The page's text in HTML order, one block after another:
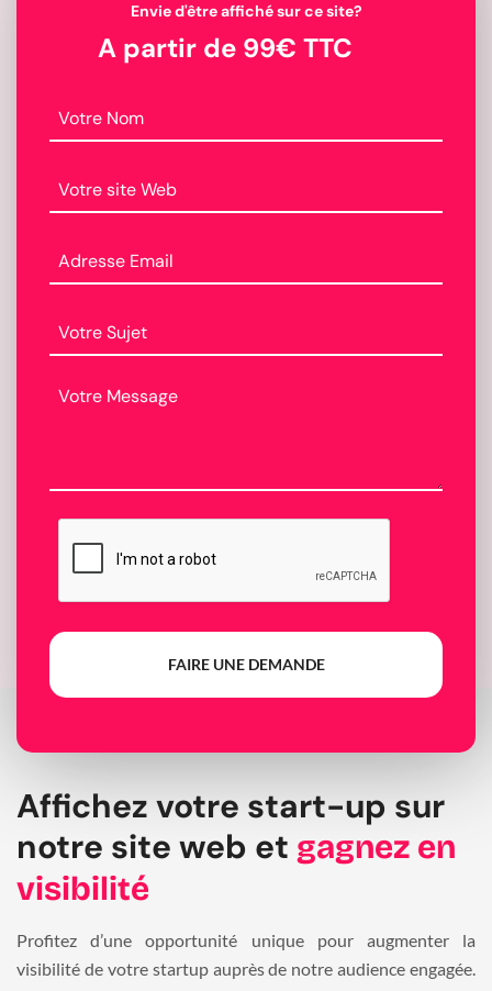
Envie d'être affiché sur ce site?
A partir de 99€ TTC
FAIRE UNE DEMANDE
Affichez votre start-up sur
notre site web et gagnez en
visibilité
Profitez d’une opportunité unique pour augmenter la
visibilité de votre startup auprès de notre audience engagée.